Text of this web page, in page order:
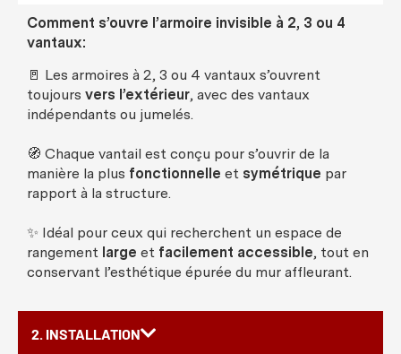
2. INSTALLATION
Comment s’ouvre l’armoire invisible à 2, 3 ou 4
vantaux:
🚪 Les armoires à 2, 3 ou 4 vantaux s’ouvrent
toujours vers l’extérieur, avec des vantaux
indépendants ou jumelés.
🧭 Chaque vantail est conçu pour s’ouvrir de la
manière la plus fonctionnelle et symétrique par
rapport à la structure.
✨ Idéal pour ceux qui recherchent un espace de
rangement large et facilement accessible, tout en
conservant l’esthétique épurée du mur affleurant.